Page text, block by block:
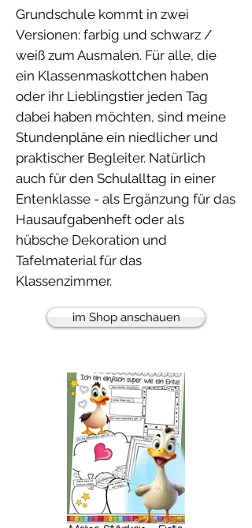
Grundschule kommt in zwei
Versionen: farbig und schwarz /
weiß zum Ausmalen. Für alle, die
ein Klassenmaskottchen haben
oder ihr Lieblingstier jeden Tag
dabei haben möchten, sind meine
Stundenpläne ein niedlicher und
praktischer Begleiter. Natürlich
auch für den Schulalltag in einer
Entenklasse - als Ergänzung für das
Hausaufgabenheft oder als
hübsche Dekoration und
Tafelmaterial für das
Klassenzimmer.
im Shop anschauen